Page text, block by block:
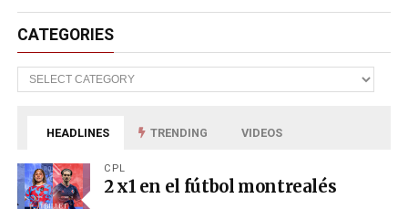
CATEGORIES
Categories
HEADLINES TRENDING VIDEOS
CPL
2 x1 en el fútbol montrealés